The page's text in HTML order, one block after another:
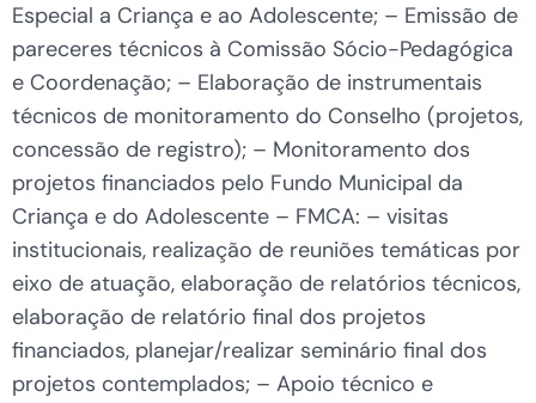
Especial a Criança e ao Adolescente; – Emissão de
pareceres técnicos à Comissão Sócio-Pedagógica
e Coordenação; – Elaboração de instrumentais
técnicos de monitoramento do Conselho (projetos,
concessão de registro); – Monitoramento dos
projetos financiados pelo Fundo Municipal da
Criança e do Adolescente – FMCA: – visitas
institucionais, realização de reuniões temáticas por
eixo de atuação, elaboração de relatórios técnicos,
elaboração de relatório final dos projetos
financiados, planejar/realizar seminário final dos
projetos contemplados; – Apoio técnico e